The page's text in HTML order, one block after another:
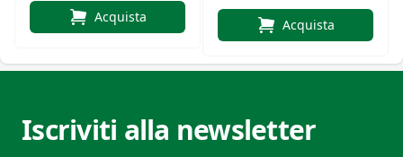
Acquista Acquista
Iscriviti alla newsletter